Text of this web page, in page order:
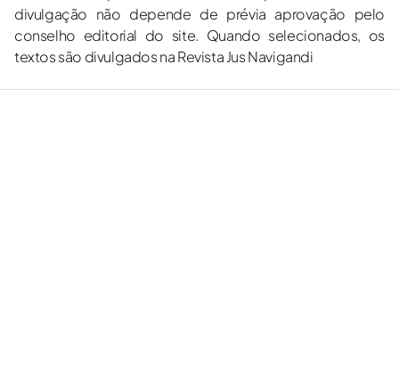
divulgação não depende de prévia aprovação pelo
conselho editorial do site. Quando selecionados, os
textos são divulgados na Revista Jus Navigandi